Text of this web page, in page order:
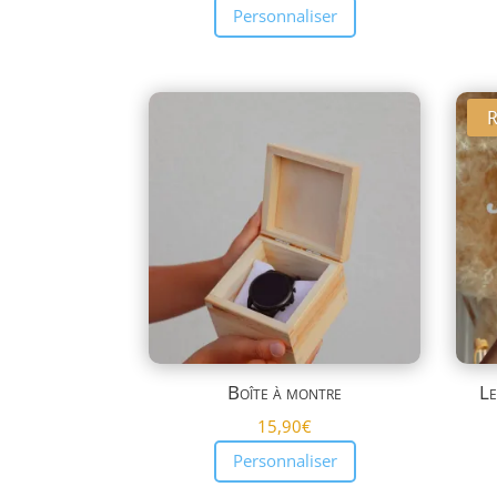
Personnaliser
Boîte à montre
15,90€
Personnaliser